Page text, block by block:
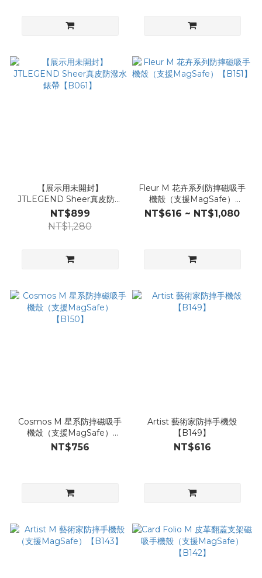
【展示用未開封】
JTLEGEND Sheer真皮防潑
水錶帶【B061】
NT$899
NT$1,280
Fleur M 花卉系列防摔磁吸手
機殼（支援MagSafe）
【B151】
NT$616 ~ NT$1,080
Cosmos M 星系防摔磁吸手
機殼（支援MagSafe）
【B150】
NT$756
Artist 藝術家防摔手機殼
【B149】
NT$616